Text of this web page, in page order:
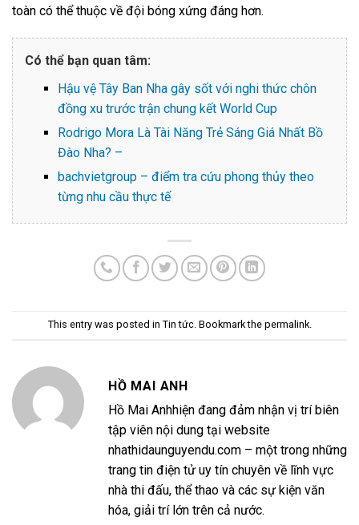
toàn có thể thuộc về đội bóng xứng đáng hơn.
Có thể bạn quan tâm:
Hậu vệ Tây Ban Nha gây sốt với nghi thức chôn
đồng xu trước trận chung kết World Cup
Rodrigo Mora Là Tài Năng Trẻ Sáng Giá Nhất Bồ
Đào Nha? –
bachvietgroup – điểm tra cứu phong thủy theo
từng nhu cầu thực tế
This entry was posted in Tin tức. Bookmark the permalink.
HỒ MAI ANH
Hồ Mai Anhhiện đang đảm nhận vị trí biên
tập viên nội dung tại website
nhathidaunguyendu.com – một trong những
trang tin điện tử uy tín chuyên về lĩnh vực
nhà thi đấu, thể thao và các sự kiện văn
hóa, giải trí lớn trên cả nước.